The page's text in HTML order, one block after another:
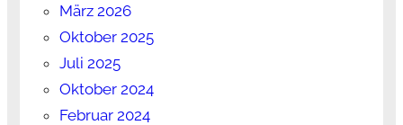
März 2026
Oktober 2025
Juli 2025
Oktober 2024
Februar 2024